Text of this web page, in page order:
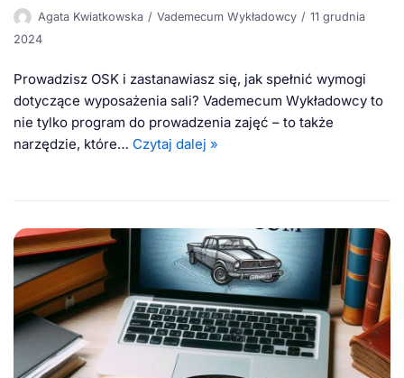
Agata Kwiatkowska Vademecum Wykładowcy
11 grudnia
2024
Prowadzisz OSK i zastanawiasz się, jak spełnić wymogi
dotyczące wyposażenia sali? Vademecum Wykładowcy to
nie tylko program do prowadzenia zajęć – to także
narzędzie, które… Czytaj dalej »